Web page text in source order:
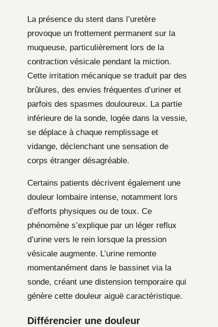
La présence du stent dans l’uretère
provoque un frottement permanent sur la
muqueuse, particulièrement lors de la
contraction vésicale pendant la miction.
Cette irritation mécanique se traduit par des
brûlures, des envies fréquentes d’uriner et
parfois des spasmes douloureux. La partie
inférieure de la sonde, logée dans la vessie,
se déplace à chaque remplissage et
vidange, déclenchant une sensation de
corps étranger désagréable.
Certains patients décrivent également une
douleur lombaire intense, notamment lors
d’efforts physiques ou de toux. Ce
phénomène s’explique par un léger reflux
d’urine vers le rein lorsque la pression
vésicale augmente. L’urine remonte
momentanément dans le bassinet via la
sonde, créant une distension temporaire qui
génère cette douleur aiguë caractéristique.
Différencier une douleur